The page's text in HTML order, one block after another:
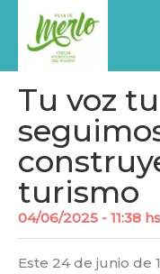
contenido
Tu voz
turismo
04/06/2025 - 11:38
Este 24 de junio de